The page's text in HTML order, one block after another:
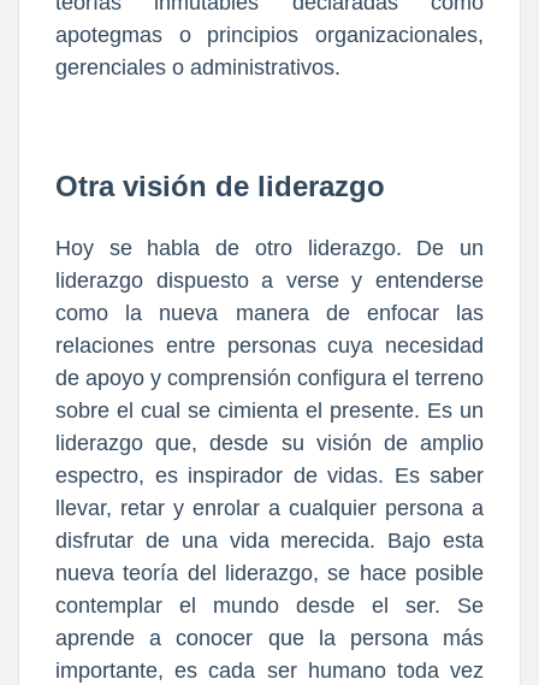
apotegmas o principios organizacionales,
gerenciales o administrativos.
Otra visión de liderazgo
Hoy se habla de otro liderazgo. De un
liderazgo dispuesto a verse y entenderse
como la nueva manera de enfocar las
relaciones entre personas cuya necesidad
de apoyo y comprensión configura el terreno
sobre el cual se cimienta el presente. Es un
liderazgo que, desde su visión de amplio
espectro, es inspirador de vidas. Es saber
llevar, retar y enrolar a cualquier persona a
disfrutar de una vida merecida. Bajo esta
nueva teoría del liderazgo, se hace posible
contemplar el mundo desde el ser. Se
aprende a conocer que la persona más
importante, es cada ser humano toda vez